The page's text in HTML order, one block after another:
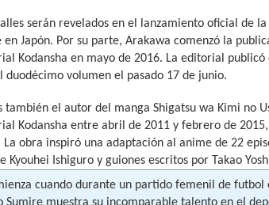
serán revelados en el lanzamiento oficial de
en Japón. Por su parte, Arakawa comenzó la
Kodansha en mayo de 2016. La editorial
duodécimo volumen el pasado 17 de junio.
también el autor del manga Shigatsu wa Kimi no
Kodansha entre abril de 2011 y febrero de
La obra inspiró una adaptación al anime de 22
Kyouhei Ishiguro y guiones escritos por Takao
cuando durante un partido femenil de